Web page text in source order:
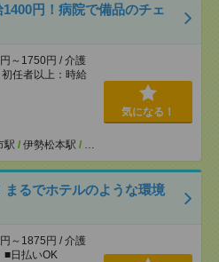
1400円！病院で備品のチェ
～1750円 / 介護
任者以上：時給
駅 / 伊勢松本駅 / …
気になる！
まるでホテルのような環境
～1875円 / 介護
日払いOK